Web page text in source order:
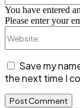
You have entered
Please enter your
Save my
the next time I